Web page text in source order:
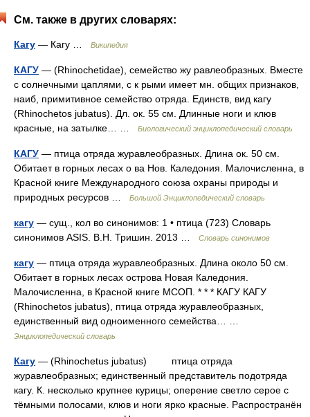
См. также в других словарях:
Кагу — Кагу … Википедия
КАГУ — (Rhinochetidae), семейство жу равлеобразных. Вместе
с солнечными цаплями, с к рыми имеет мн. общих признаков,
наиб, примитивное семейство отряда. Единств, вид кагу
(Rhinochetos jubatus). Дл. ок. 55 см. Длинные ноги и клюв
красные, на затылке… …
Биологический энциклопедический словарь
КАГУ — птица отряда журавлеобразных. Длина ок. 50 см.
Обитает в горных лесах о ва Нов. Каледония. Малочисленна, в
Красной книге Международного союза охраны природы и
природных ресурсов …
Большой Энциклопедический словарь
кагу — сущ., кол во синонимов: 1 • птица (723) Словарь
синонимов ASIS. В.Н. Тришин. 2013 …
Словарь синонимов
кагу — птица отряда журавлеобразных. Длина около 50 см.
Обитает в горных лесах острова Новая Каледония.
Малочисленна, в Красной книге МСОП. * * * КАГУ КАГУ
(Rhinochetos jubatus), птица отряда журавлеобразных,
единственный вид одноименного семейства… …
Энциклопедический словарь
Кагу — (Rhinochetus jubatus) птица отряда
журавлеобразных; единственный представитель подотряда
кагу. К. несколько крупнее курицы; оперение светло серое с
тёмными полосами, клюв и ноги ярко красные. Распространён